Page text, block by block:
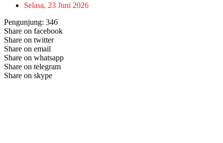
Selasa, 23 Juni 2026
Pengunjung: 346
Share on facebook
Share on twitter
Share on email
Share on whatsapp
Share on telegram
Share on skype